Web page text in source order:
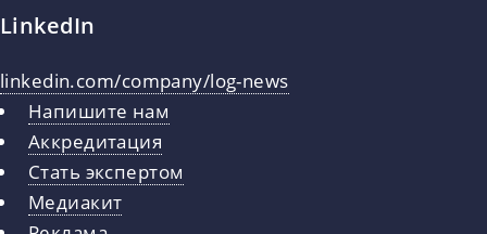
LinkedIn
linkedin.com/company/log-news
Напишите нам
Аккредитация
Стать экспертом
Медиакит